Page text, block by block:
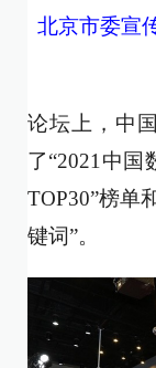
北京市委宣
论坛上，中
了“2021中
TOP30”榜单
键词”。